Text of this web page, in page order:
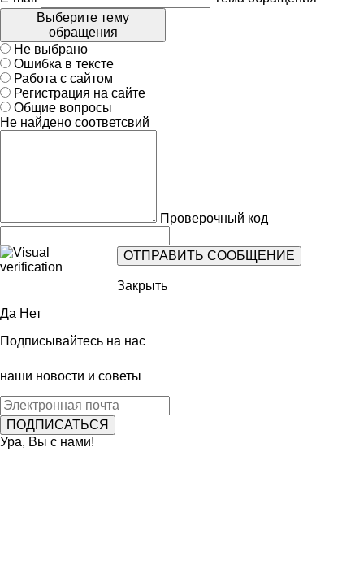
Выберите тему
обращения
Не выбрано
Ошибка в тексте
Работа с сайтом
Регистрация на сайте
Общие вопросы
Не найдено соответсвий
Проверочный код
Закрыть
Да Нет
Подписывайтесь на нас
наши новости и советы
Ура, Вы с нами!